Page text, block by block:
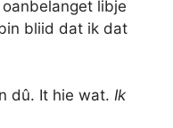
libje
bliid dat ik dat
dû. It hie wat. Ik